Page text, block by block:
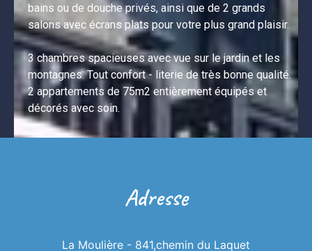
bains ou de douche privés, ainsi que de 2 grands
salons avec écrans plats pour votre plus grand plaisir.
3 chambres spacieuses avec vue sur le jardin et les
montagnes. Tout confort - literie de très bonne qualité.
2 appartements de 75m2 entièrement équipés et
décorés avec soin.
Adresse
La Moulière - 841,chemin du Laquet